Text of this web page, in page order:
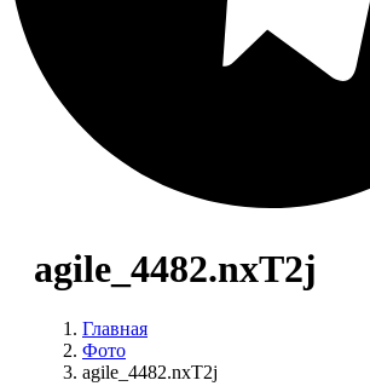
agile_4482.nxT2j
Главная
Фото
agile_4482.nxT2j